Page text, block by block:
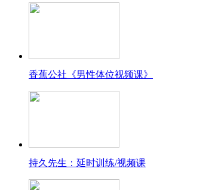
香蕉公社《男性体位视频课》
持久先生：延时训练/视频课